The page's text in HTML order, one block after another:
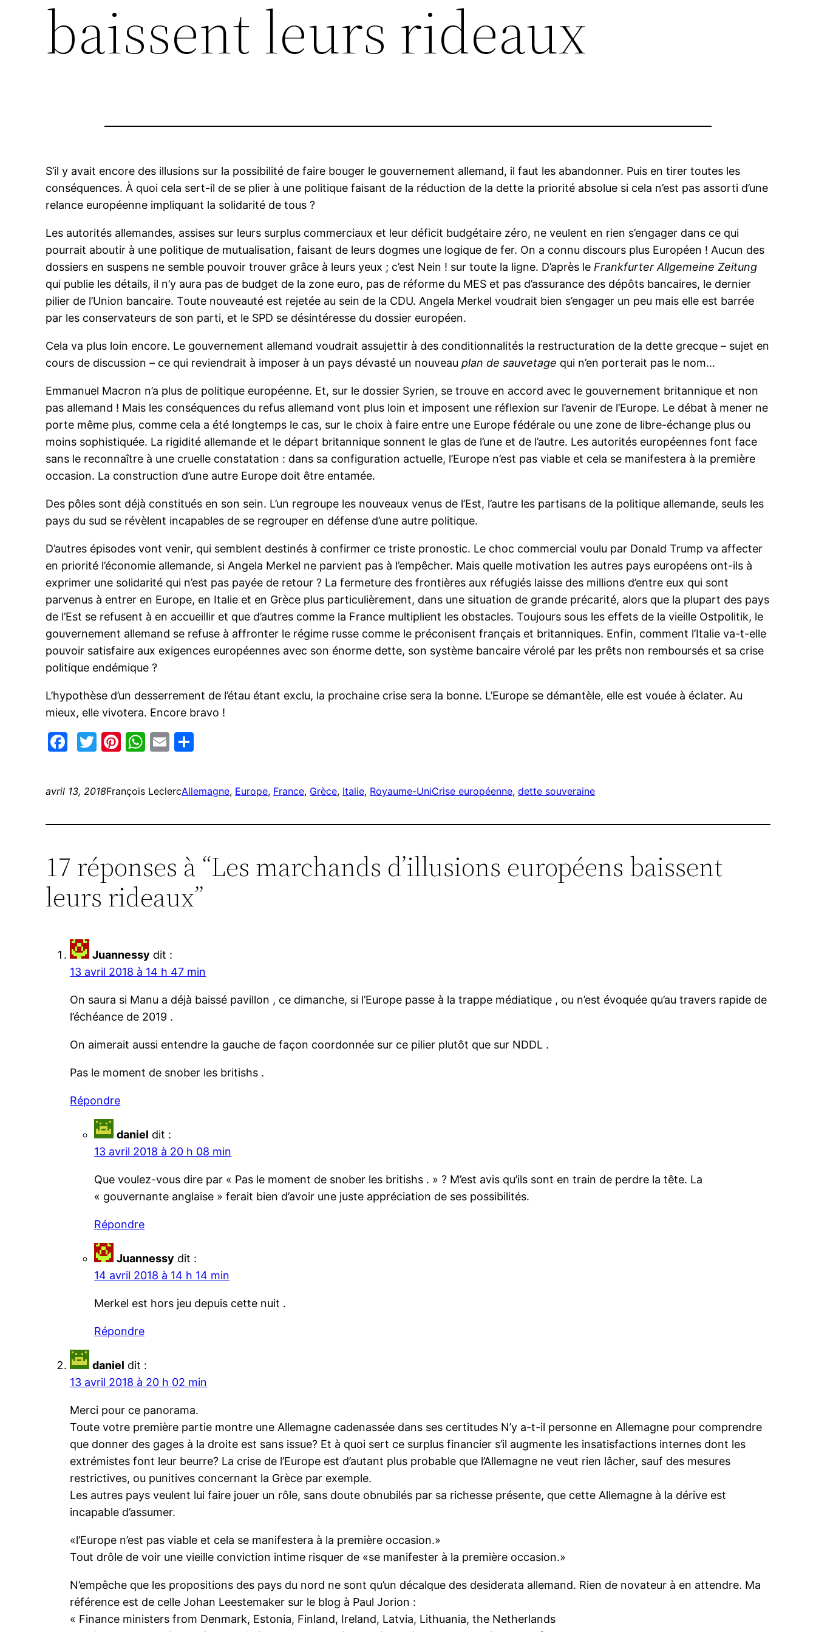
baissent leurs rideaux
S’il y avait encore des illusions sur la possibilité de faire bouger le gouvernement allemand, il faut les abandonner. Puis en tirer toutes les
conséquences. À quoi cela sert-il de se plier à une politique faisant de la réduction de la dette la priorité absolue si cela n’est pas assorti d’une
relance européenne impliquant la solidarité de tous ?
Les autorités allemandes, assises sur leurs surplus commerciaux et leur déficit budgétaire zéro, ne veulent en rien s’engager dans ce qui
pourrait aboutir à une politique de mutualisation, faisant de leurs dogmes une logique de fer. On a connu discours plus Européen ! Aucun des
dossiers en suspens ne semble pouvoir trouver grâce à leurs yeux ; c’est Nein ! sur toute la ligne. D’après le Frankfurter Allgemeine Zeitung
qui publie les détails, il n’y aura pas de budget de la zone euro, pas de réforme du MES et pas d’assurance des dépôts bancaires, le dernier
pilier de l’Union bancaire. Toute nouveauté est rejetée au sein de la CDU. Angela Merkel voudrait bien s’engager un peu mais elle est barrée
par les conservateurs de son parti, et le SPD se désintéresse du dossier européen.
Cela va plus loin encore. Le gouvernement allemand voudrait assujettir à des conditionnalités la restructuration de la dette grecque – sujet en
cours de discussion – ce qui reviendrait à imposer à un pays dévasté un nouveauplan de sauvetage qui n’en porterait pas le nom…
Emmanuel Macron n’a plus de politique européenne. Et, sur le dossier Syrien, se trouve en accord avec le gouvernement britannique et non
pas allemand ! Mais les conséquences du refus allemand vont plus loin et imposent une réflexion sur l’avenir de l’Europe. Le débat à mener ne
porte même plus, comme cela a été longtemps le cas, sur le choix à faire entre une Europe fédérale ou une zone de libre-échange plus ou
moins sophistiquée. La rigidité allemande et le départ britannique sonnent le glas de l’une et de l’autre. Les autorités européennes font face
sans le reconnaître à une cruelle constatation : dans sa configuration actuelle, l’Europe n’est pas viable et cela se manifestera à la première
occasion. La construction d’une autre Europe doit être entamée.
Des pôles sont déjà constitués en son sein. L’un regroupe les nouveaux venus de l’Est, l’autre les partisans de la politique allemande, seuls les
pays du sud se révèlent incapables de se regrouper en défense d’une autre politique.
D’autres épisodes vont venir, qui semblent destinés à confirmer ce triste pronostic. Le choc commercial voulu par Donald Trump va affecter
en priorité l’économie allemande, si Angela Merkel ne parvient pas à l’empêcher. Mais quelle motivation les autres pays européens ont-ils à
exprimer une solidarité qui n’est pas payée de retour ? La fermeture des frontières aux réfugiés laisse des millions d’entre eux qui sont
parvenus à entrer en Europe, en Italie et en Grèce plus particulièrement, dans une situation de grande précarité, alors que la plupart des pays
de l’Est se refusent à en accueillir et que d’autres comme la France multiplient les obstacles. Toujours sous les effets de la vieille Ostpolitik, le
gouvernement allemand se refuse à affronter le régime russe comme le préconisent français et britanniques. Enfin, comment l’Italie va-t-elle
pouvoir satisfaire aux exigences européennes avec son énorme dette, son système bancaire vérolé par les prêts non remboursés et sa crise
politique endémique ?
L’hypothèse d’un desserrement de l’étau étant exclu, la prochaine crise sera la bonne. L’Europe se démantèle, elle est vouée à éclater. Au
mieux, elle vivotera. Encore bravo !
Facebook
Twitter
Pinterest
WhatsApp
Email
avril 13, 2018François LeclercAllemagne, Europe, France, Grèce, Italie, Royaume-UniCrise européenne, dette souveraine
17 réponses à “Les marchands d’illusions européens baissent
leurs rideaux”
Juannessy dit :
13 avril 2018 à 14 h 47 min
On saura si Manu a déjà baissé pavillon , ce dimanche, si l’Europe passe à la trappe médiatique , ou n’est évoquée qu’au travers rapide de
l’échéance de 2019 .
On aimerait aussi entendre la gauche de façon coordonnée sur ce pilier plutôt que sur NDDL .
Pas le moment de snober les britishs .
Répondre
daniel dit :
13 avril 2018 à 20 h 08 min
Que voulez-vous dire par « Pas le moment de snober les britishs . » ? M’est avis qu’ils sont en train de perdre la tête. La
« gouvernante anglaise » ferait bien d’avoir une juste appréciation de ses possibilités.
Répondre
Juannessy dit :
14 avril 2018 à 14 h 14 min
Merkel est hors jeu depuis cette nuit .
Répondre
daniel dit :
13 avril 2018 à 20 h 02 min
Merci pour ce panorama.
Toute votre première partie montre une Allemagne cadenassée dans ses certitudes N’y a-t-il personne en Allemagne pour comprendre
que donner des gages à la droite est sans issue? Et à quoi sert ce surplus financier s’il augmente les insatisfactions internes dont les
extrémistes font leur beurre? La crise de l’Europe est d’autant plus probable que l’Allemagne ne veut rien lâcher, sauf des mesures
restrictives, ou punitives concernant la Grèce par exemple.
Les autres pays veulent lui faire jouer un rôle, sans doute obnubilés par sa richesse présente, que cette Allemagne à la dérive est
incapable d’assumer.
«l’Europe n’est pas viable et cela se manifestera à la première occasion.»
Tout drôle de voir une vieille conviction intime risquer de «se manifester à la première occasion.»
N’empêche que les propositions des pays du nord ne sont qu’un décalque des desiderata allemand. Rien de novateur à en attendre. Ma
référence est de celle Johan Leestemaker sur le blog à Paul Jorion :
« Finance ministers from Denmark, Estonia, Finland, Ireland, Latvia, Lithuania, the Netherlands